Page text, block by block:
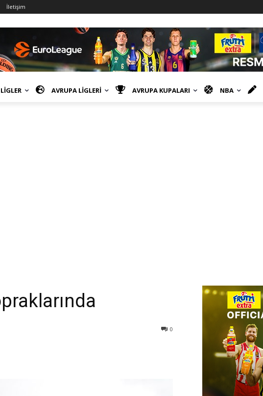
İletişim
LİGLER AVRUPA LİGLERİ AVRUPA KUPALARI NBA
0